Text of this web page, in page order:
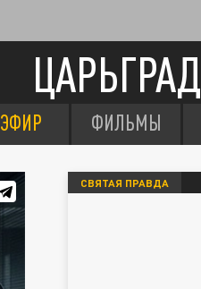
ЦАРЬГРАД
ЭФИР ФИЛЬМЫ
СВЯТАЯ ПРАВДА